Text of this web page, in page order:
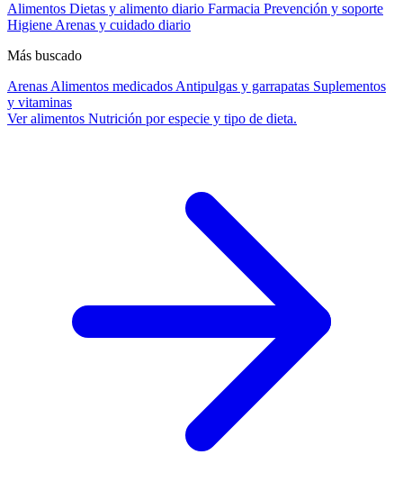
Alimentos Dietas y alimento diario Farmacia Prevención y soporte
Higiene Arenas y cuidado diario
Más buscado
Arenas Alimentos medicados Antipulgas y garrapatas Suplementos
y vitaminas
Ver alimentos Nutrición por especie y tipo de dieta.